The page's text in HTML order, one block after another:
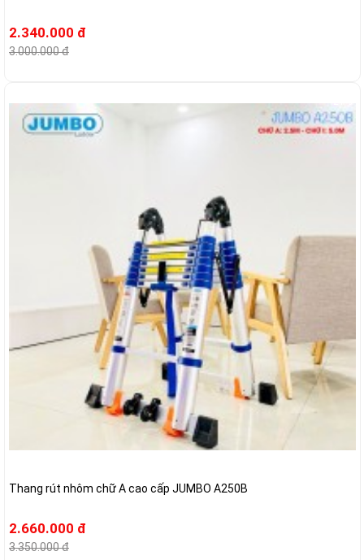
2.340.000 đ
3.000.000 đ
Thang rút nhôm chữ A cao cấp JUMBO A250B
2.660.000 đ
3.350.000 đ